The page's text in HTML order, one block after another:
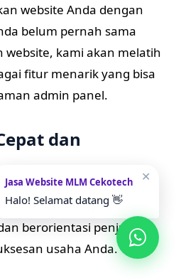
website Anda dengan
belum pernah sama
website, kami akan melatih
fitur menarik yang bisa
admin panel.
dan
relatif cepat dan
penyusunan
berorientasi penjualan
usaha Anda.
✕
Jasa Website MLM Cekotech
Halo! Selamat datang 👋